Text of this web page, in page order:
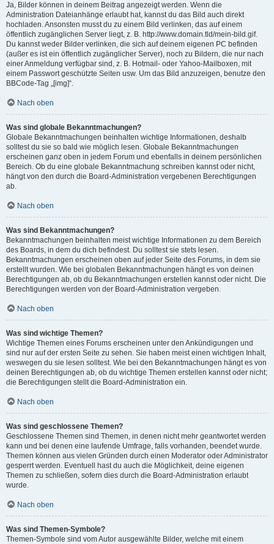
Ja, Bilder können in deinem Beitrag angezeigt werden. Wenn die
Administration Dateianhänge erlaubt hat, kannst du das Bild auch direkt
hochladen. Ansonsten musst du zu einem Bild verlinken, das auf einem
öffentlich zugänglichen Server liegt, z. B. http://www.domain.tld/mein-bild.gif.
Du kannst weder Bilder verlinken, die sich auf deinem eigenen PC befinden
(außer es ist ein öffentlich zugänglicher Server), noch zu Bildern, die nur nach
einer Anmeldung verfügbar sind, z. B. Hotmail- oder Yahoo-Mailboxen, mit
einem Passwort geschützte Seiten usw. Um das Bild anzuzeigen, benutze den
BBCode-Tag „[img]“.
Nach oben
Was sind globale Bekanntmachungen?
Globale Bekanntmachungen beinhalten wichtige Informationen, deshalb
solltest du sie so bald wie möglich lesen. Globale Bekanntmachungen
erscheinen ganz oben in jedem Forum und ebenfalls in deinem persönlichen
Bereich. Ob du eine globale Bekanntmachung schreiben kannst oder nicht,
hängt von den durch die Board-Administration vergebenen Berechtigungen
ab.
Nach oben
Was sind Bekanntmachungen?
Bekanntmachungen beinhalten meist wichtige Informationen zu dem Bereich
des Boards, in dem du dich befindest. Du solltest sie stets lesen.
Bekanntmachungen erscheinen oben auf jeder Seite des Forums, in dem sie
erstellt wurden. Wie bei globalen Bekanntmachungen hängt es von deinen
Berechtigungen ab, ob du Bekanntmachungen erstellen kannst oder nicht. Die
Berechtigungen werden von der Board-Administration vergeben.
Nach oben
Was sind wichtige Themen?
Wichtige Themen eines Forums erscheinen unter den Ankündigungen und
sind nur auf der ersten Seite zu sehen. Sie haben meist einen wichtigen Inhalt,
weswegen du sie lesen solltest. Wie bei den Bekanntmachungen hängt es von
deinen Berechtigungen ab, ob du wichtige Themen erstellen kannst oder nicht;
die Berechtigungen stellt die Board-Administration ein.
Nach oben
Was sind geschlossene Themen?
Geschlossene Themen sind Themen, in denen nicht mehr geantwortet werden
kann und bei denen eine laufende Umfrage, falls vorhanden, beendet wurde.
Themen können aus vielen Gründen durch einen Moderator oder Administrator
gesperrt werden. Eventuell hast du auch die Möglichkeit, deine eigenen
Themen zu schließen, sofern dies durch die Board-Administration erlaubt
wurde.
Nach oben
Was sind Themen-Symbole?
Themen-Symbole sind vom Autor ausgewählte Bilder, welche mit einem